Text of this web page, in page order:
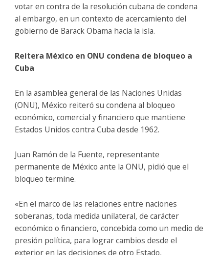
votar en contra de la resolución cubana de condena
al embargo, en un contexto de acercamiento del
gobierno de Barack Obama hacia la isla.
Reitera México en ONU condena de bloqueo a
Cuba
En la asamblea general de las Naciones Unidas
(ONU), México reiteró su condena al bloqueo
económico, comercial y financiero que mantiene
Estados Unidos contra Cuba desde 1962.
Juan Ramón de la Fuente, representante
permanente de México ante la ONU, pidió que el
bloqueo termine.
«En el marco de las relaciones entre naciones
soberanas, toda medida unilateral, de carácter
económico o financiero, concebida como un medio de
presión política, para lograr cambios desde el
exterior en las decisiones de otro Estado,